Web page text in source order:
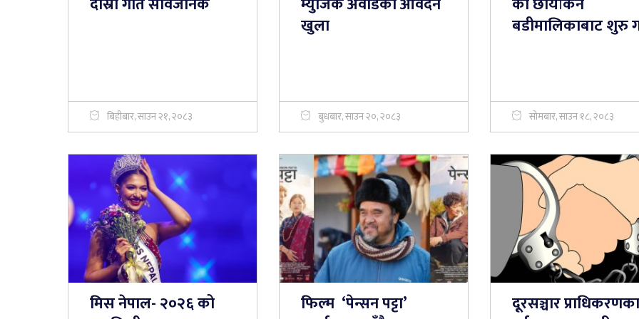
बिहीबार, साउन २१, २०८३
खुला
बुधबार, साउन २०, २०८३
बडीमालिकाबाट शुरु
सोमबार, साउन १८, २०८३
मिस नेपाल- २०२६ को
फिल्म ‘पेन्सन पट्टा’
दूरसञ्चार प्राधिकरणका